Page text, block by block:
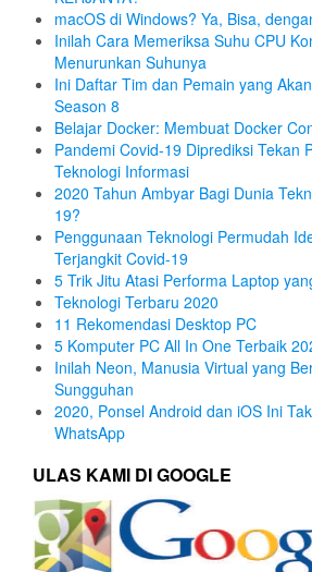
macOS di Windows? Ya, Bisa,
Inilah Cara Memeriksa Suhu CPU
Menurunkan Suhunya
Ini Daftar Tim dan Pemain yang
Season 8
Belajar Docker: Membuat Docker
Pandemi Covid-19 Diprediksi Tekan
Teknologi Informasi
2020 Tahun Ambyar Bagi Dunia
19?
Penggunaan Teknologi Permudah
Terjangkit Covid-19
5 Trik Jitu Atasi Performa Laptop
Teknologi Terbaru 2020
11 Rekomendasi Desktop PC
5 Komputer PC All In One Terbaik
Inilah Neon, Manusia Virtual yang
Sungguhan
2020, Ponsel Android dan iOS Ini
WhatsApp
ULAS KAMI DI GOOGLE